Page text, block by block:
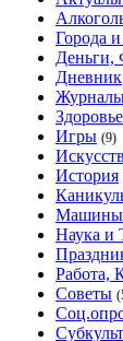
Города
Деньги,
Дневник
Игры (9)
История
Машины
Наука и
Работа,
Советы